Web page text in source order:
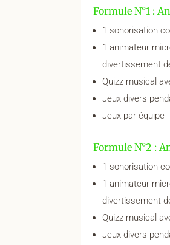
Formule N°1 :
1 sonorisation
1 animateur
divertissement
Quizz musical
Jeux divers
Jeux par équipe
Formule N°2 :
1 sonorisation
1 animateur
divertissement
Quizz musical
Jeux divers